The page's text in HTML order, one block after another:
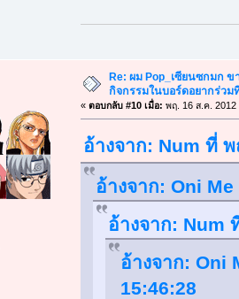
Re: ผม Pop_เซียนซกมก
กิจกรรมในบอร์ดอยากร่วม
« ตอบกลับ #10 เมื่อ: พฤ. 16 ส.ค. 2012
อ้างจาก: Num ที่
อ้างจาก: Oni
อ้างจาก: Num
อ้างจาก: Oni
15:46:28